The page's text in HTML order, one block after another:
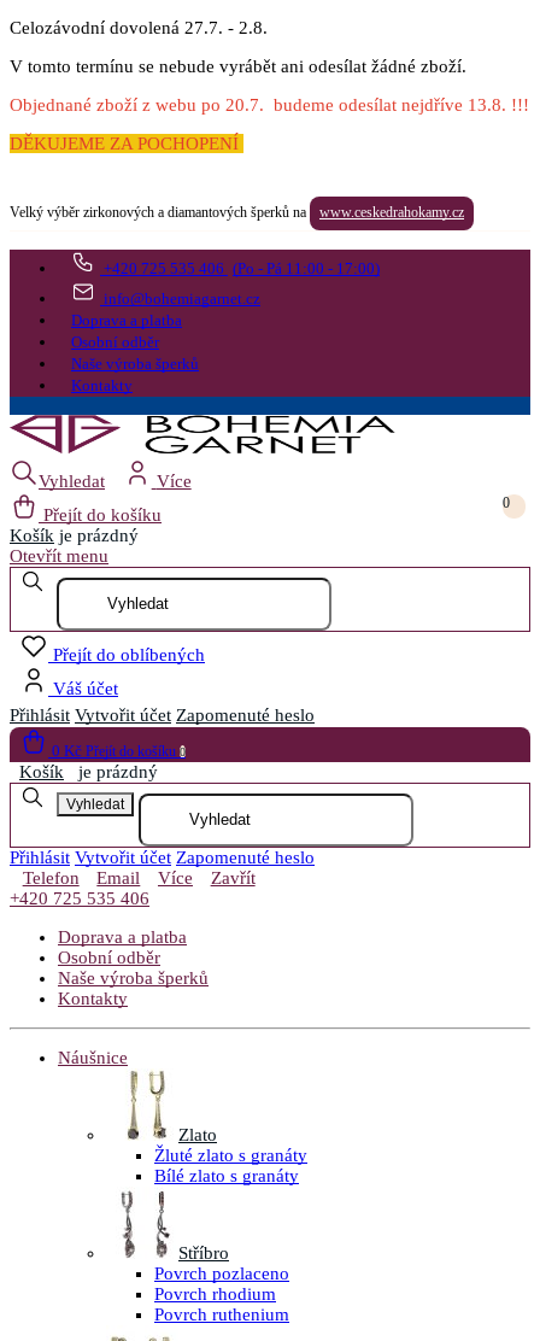
Celozávodní dovolená 27.7. - 2.8.
V tomto termínu se nebude vyrábět ani odesílat žádné zboží.
Objednané zboží z webu po 20.7. budeme odesílat nejdříve 13.8. !!!
DĚKUJEME ZA POCHOPENÍ
Velký výběr zirkonových a diamantových šperků na www.ceskedrahokamy.cz
+420 725 535 406 (Po - Pá 11:00 - 17:00)
info@bohemiagarnet.cz
Doprava a platba
Osobní odběr
Naše výroba šperků
Kontakty
Vyhledat
Více
Přejít do košíku
0
Košík je prázdný
Otevřít menu
Přejít do oblíbených
Váš účet
Přihlásit Vytvořit účet Zapomenuté heslo
0 Kč Přejít do košíku 0
Košík je prázdný
Vyhledat
Přihlásit Vytvořit účet Zapomenuté heslo
Telefon
Email Více
Zavřít
+420 725 535 406
Doprava a platba
Osobní odběr
Naše výroba šperků
Kontakty
Náušnice
Zlato
Žluté zlato s granáty
Bílé zlato s granáty
Stříbro
Povrch pozlaceno
Povrch rhodium
Povrch ruthenium